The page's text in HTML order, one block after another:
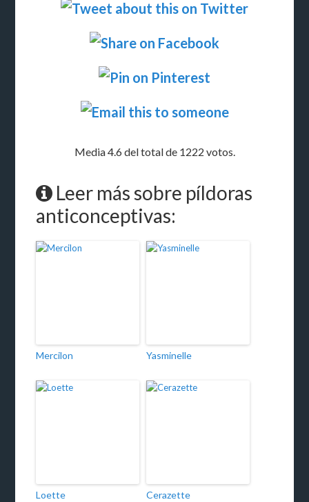
Media 4.6 del total de 1222 votos.
Leer más sobre píldoras
anticonceptivas:
Mercilon Yasminelle
Loette Cerazette